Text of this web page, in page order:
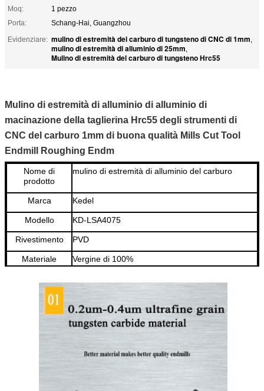
Moq:
1 pezzo
Porta:
Schang-Hai, Guangzhou
Evidenziare: mulino di estremità del carburo di tungsteno di CNC di 1mm,
mulino di estremità di alluminio di 25mm,
Mulino di estremità del carburo di tungsteno Hrc55
Mulino di estremità di alluminio di alluminio di
macinazione della taglierina Hrc55 degli strumenti di
CNC del carburo 1mm di buona qualità Mills Cut Tool
Endmill Roughing Endm
Nome di
prodotto
mulino di estremità di alluminio del carburo
Marca Kedel
Modello KD-LSA4075
Rivestimento PVD
Materiale Vergine di 100%
Pezzo in
lavorazione
legato/ghisa/alluminio
HRC 45-65